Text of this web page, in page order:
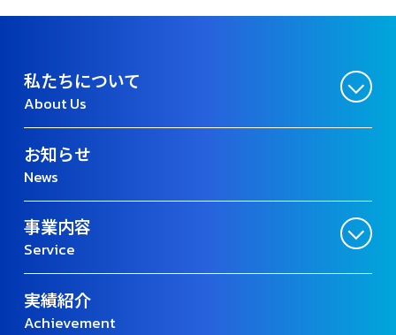
私たちについて
About Us
お知らせ
News
事業内容
Service
実績紹介
Achievement